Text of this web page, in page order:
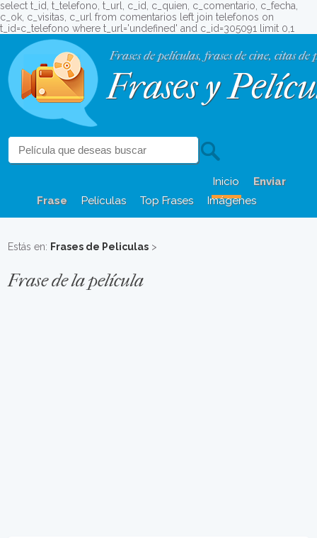
select t_id, t_telefono, t_url, c_id, c_quien, c_comentario, c_fecha,
c_ok, c_visitas, c_url from comentarios left join telefonos on
t_id=c_telefono where t_url='undefined' and c_id=305091 limit 0,1
Frases de películas, frases de cine, citas de
Frases y
Inicio
Enviar
Frase
Películas Top Frases Imágenes
Estás en: Frases de Peliculas >
Frase de la película